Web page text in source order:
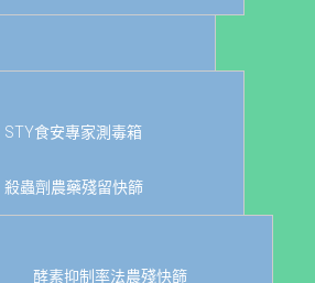
STY食安專家測毒箱
殺蟲劑農藥殘留快篩
酵素抑制率法農殘快篩